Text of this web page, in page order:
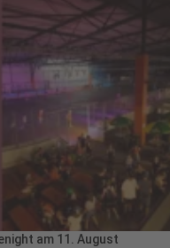
am 11. August